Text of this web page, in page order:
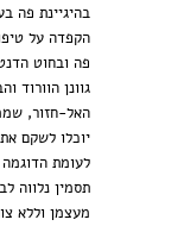
בהיגיינת פה
הקפדה על
פה ובחוט
גוונן הוורוד
האל-חזור,
יוכלו לשקם
לעומת
תסמין נלווה
מעצמן וללא